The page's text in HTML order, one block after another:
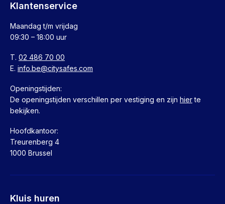
Klantenservice
Maandag t/m vrijdag
09:30 – 18:00 uur
T. 02 486 70 00
E. info.be@citysafes.com
Openingstijden:
De openingstijden verschillen per vestiging en zijn hierte
bekijken.
Hoofdkantoor:
Treurenberg 4
1000 Brussel
Kluis huren